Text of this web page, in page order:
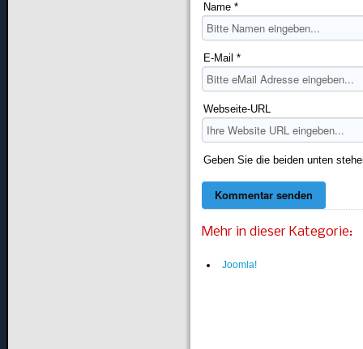
Name *
E-Mail *
Webseite-URL
Geben Sie die beiden unten
Mehr in dieser Kategorie:
Joomla!